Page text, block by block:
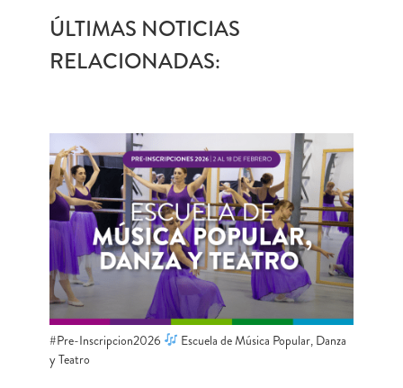
ÚLTIMAS NOTICIAS
RELACIONADAS:
#Pre-Inscripcion2026
Escuela de Música Popular, Danza
y Teatro